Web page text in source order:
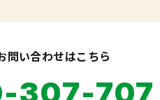
問い合わせはこちら